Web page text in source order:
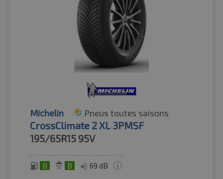
Michelin Pneus toutes saisons
CrossClimate 2 XL 3PMSF
195/65R15 95V
B B 69 dB